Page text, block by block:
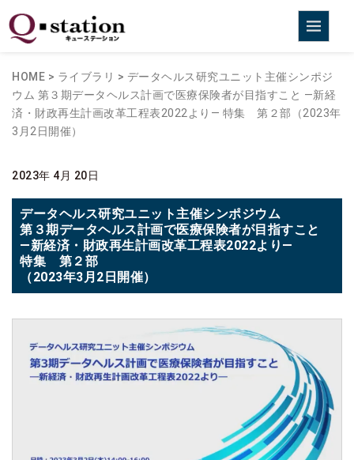
HOME > ライブラリ > データヘルス研究ユニット主催シンポジ
ウム 第３期データヘルス計画で医療保険者が目指すこと ―新経
済・財政再生計画改革工程表2022より― 特集 第２部 （2023年
3月2日開催）
2023年 4月 20日
データヘルス研究ユニット主催シンポジウム
第３期データヘルス計画で医療保険者が目指すこと
―新経済・財政再生計画改革工程表2022より―
特集 第２部
（2023年3月2日開催）